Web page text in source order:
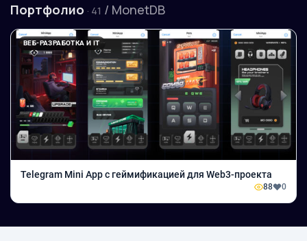
Портфолио · 41 / MonetDB
ВЕБ-РАЗРАБОТКА И IT
Telegram Mini App с геймификацией для Web3-проекта
88 0